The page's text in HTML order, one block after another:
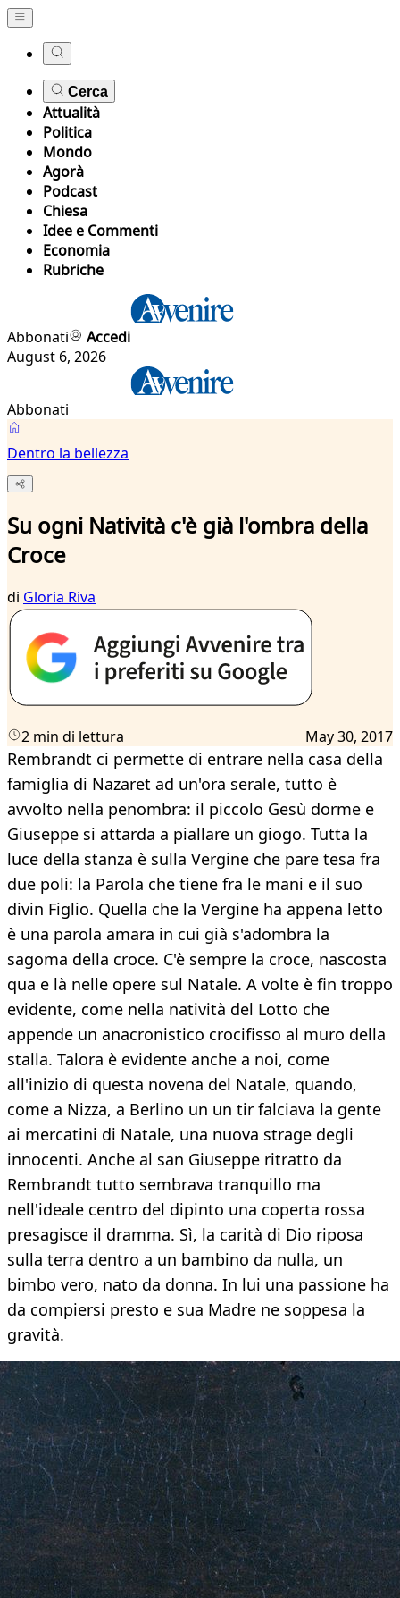
Cerca
Attualità
Politica
Mondo
Agorà
Podcast
Chiesa
Idee e Commenti
Economia
Rubriche
Abbonati
Accedi
August 6, 2026
Abbonati
Dentro la bellezza
Su ogni Natività c'è già l'ombra della
Croce
di Gloria Riva
2 min di lettura May 30, 2017
Rembrandt ci permette di entrare nella casa della
famiglia di Nazaret ad un'ora serale, tutto è
avvolto nella penombra: il piccolo Gesù dorme e
Giuseppe si attarda a piallare un giogo. Tutta la
luce della stanza è sulla Vergine che pare tesa fra
due poli: la Parola che tiene fra le mani e il suo
divin Figlio. Quella che la Vergine ha appena letto
è una parola amara in cui già s'adombra la
sagoma della croce. C'è sempre la croce, nascosta
qua e là nelle opere sul Natale. A volte è fin troppo
evidente, come nella natività del Lotto che
appende un anacronistico crocifisso al muro della
stalla. Talora è evidente anche a noi, come
all'inizio di questa novena del Natale, quando,
come a Nizza, a Berlino un un tir falciava la gente
ai mercatini di Natale, una nuova strage degli
innocenti. Anche al san Giuseppe ritratto da
Rembrandt tutto sembrava tranquillo ma
nell'ideale centro del dipinto una coperta rossa
presagisce il dramma. Sì, la carità di Dio riposa
sulla terra dentro a un bambino da nulla, un
bimbo vero, nato da donna. In lui una passione ha
da compiersi presto e sua Madre ne soppesa la
gravità.